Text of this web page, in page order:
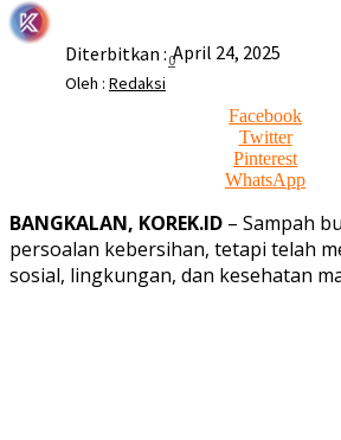
Oleh : Redaksi
0
Diterbitkan : April 24, 2025
Facebook
Twitter
Pinterest
WhatsApp
BANGKALAN, KOREK.ID – Sampah
persoalan kebersihan, tetapi telah
sosial, lingkungan, dan kesehatan